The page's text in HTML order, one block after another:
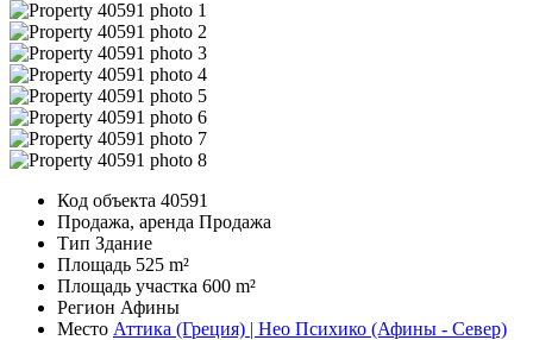
Код объекта 40591
Продажа, аренда Продажа
Тип Здание
Площадь 525 m²
Площадь участка 600 m²
Регион Афины
Место Аттика (Греция) | Нео Психико (Афины - Север)